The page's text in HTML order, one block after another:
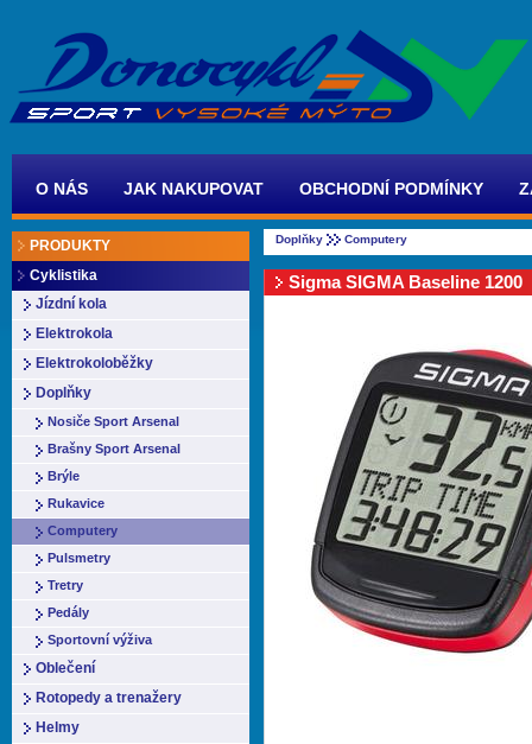
O NÁS JAK NAKUPOVAT OBCHODNÍ PODMÍNKY
PRODUKTY
Cyklistika
Jízdní kola
Elektrokola
Elektrokoloběžky
Doplňky
Nosiče Sport Arsenal
Brašny Sport Arsenal
Brýle
Rukavice
Computery
Pulsmetry
Tretry
Pedály
Sportovní výživa
Oblečení
Rotopedy a trenažery
Helmy
Doplňky Computery
Sigma SIGMA Baseline 1200